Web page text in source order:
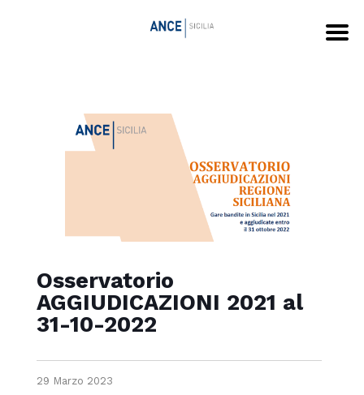
Osservatorio
AGGIUDICAZIONI 2021 al
31-10-2022
29 Marzo 2023